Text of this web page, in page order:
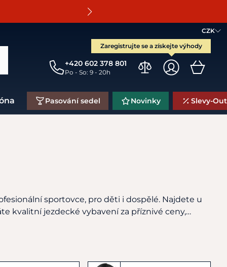
CZK
Zaregistrujte se a získejte výhody
+420 602 378 801
Po - So: 9 - 20h
Pasování sedel Novinky Slevy-
sportovce, pro děti i dospělé. Najdete u
kvalitní jezdecké vybavení za příznivé ceny,…